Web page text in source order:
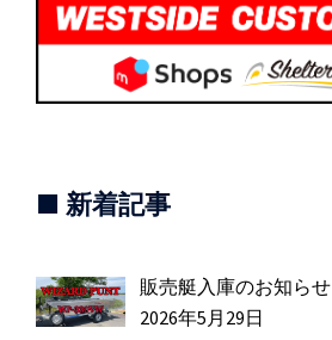
■ 新着記事
販売艇入庫のお知らせ
2026年5月29日